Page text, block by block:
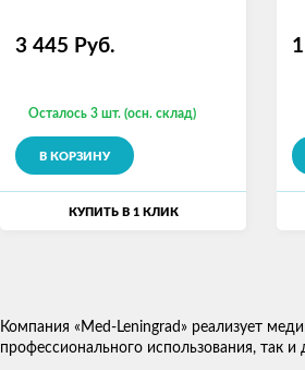
3 445 Руб.
Осталось 3 шт. (осн. склад)
В КОРЗИНУ
КУПИТЬ В 1 КЛИК
Компания «Med-Leningrad» реализует
профессионального использования, так и